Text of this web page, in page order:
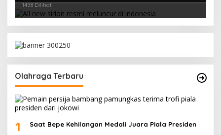
1458 Dilihat
Olahraga Terbaru
1 Saat Bepe Kehilangan Medali Juara Piala Presiden